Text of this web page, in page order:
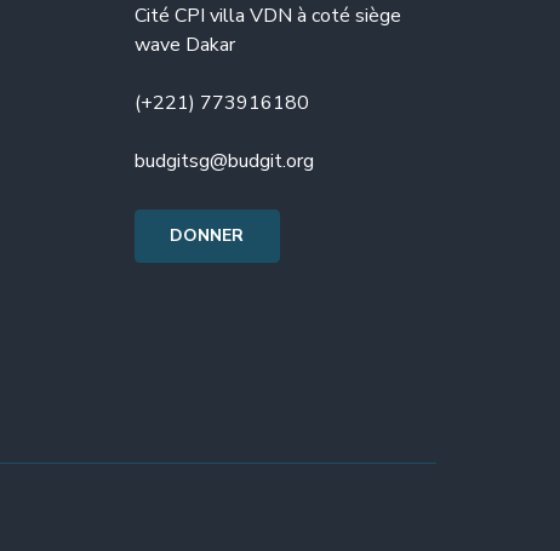
Cité CPI villa VDN à coté siège
wave Dakar
(+221) 773916180
budgitsg@budgit.org
DONNER